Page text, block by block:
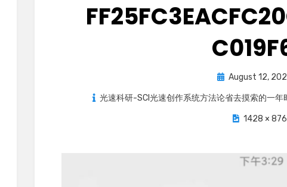
Posted
August 12,
光速科研-SCI光速创作系统方法论​省去摸索的一
1428 × 876